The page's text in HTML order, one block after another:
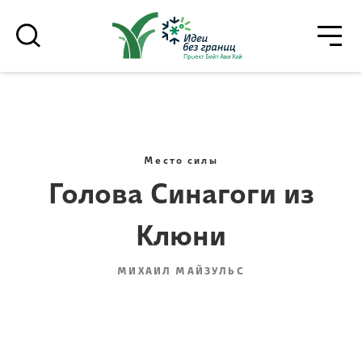
Место силы
Голова Синагоги из
Клюни
МИХАИЛ МАЙЗУЛЬС
בבית אביחי לפני כולם? - דף משוכפל
*Электронный адрес